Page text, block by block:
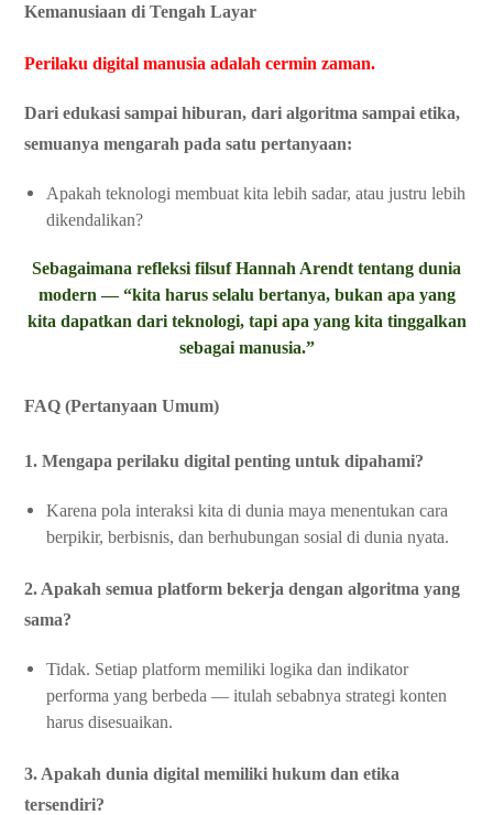
Kemanusiaan di Tengah Layar
Perilaku digital manusia adalah cermin zaman.
Dari edukasi sampai hiburan, dari algoritma sampai etika,
semuanya mengarah pada satu pertanyaan:
Apakah teknologi membuat kita lebih sadar, atau justru lebih
dikendalikan?
Sebagaimana refleksi filsuf Hannah Arendt tentang dunia
modern — “kita harus selalu bertanya, bukan apa yang
kita dapatkan dari teknologi, tapi apa yang kita tinggalkan
sebagai manusia.”
FAQ (Pertanyaan Umum)
1. Mengapa perilaku digital penting untuk dipahami?
Karena pola interaksi kita di dunia maya menentukan cara
berpikir, berbisnis, dan berhubungan sosial di dunia nyata.
2. Apakah semua platform bekerja dengan algoritma yang
sama?
Tidak. Setiap platform memiliki logika dan indikator
performa yang berbeda — itulah sebabnya strategi konten
harus disesuaikan.
3. Apakah dunia digital memiliki hukum dan etika
tersendiri?